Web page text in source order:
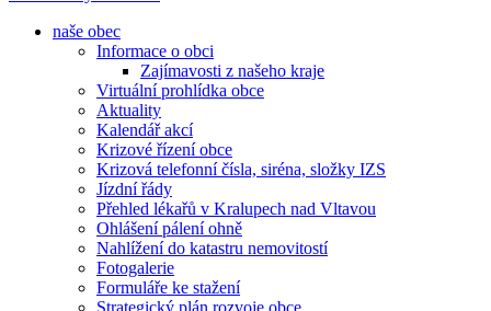
naše obec
Informace o obci
Zajímavosti z našeho kraje
Virtuální prohlídka obce
Aktuality
Kalendář akcí
Krizové řízení obce
Krizová telefonní čísla, siréna, složky IZS
Jízdní řády
Přehled lékařů v Kralupech nad Vltavou
Ohlášení pálení ohně
Nahlížení do katastru nemovitostí
Fotogalerie
Formuláře ke stažení
Strategický plán rozvoje obce